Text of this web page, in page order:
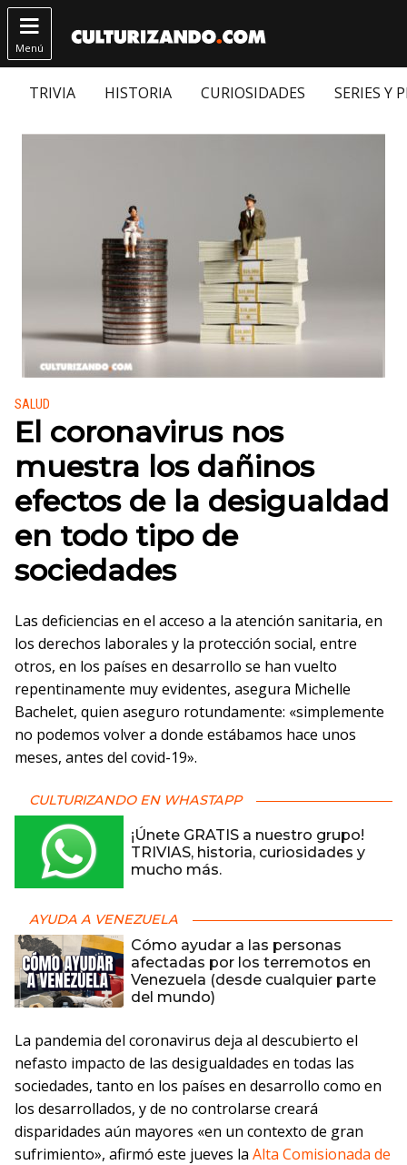

Menú
TRIVIA HISTORIA CURIOSIDADES SERIES Y
Publicado en:
SALUD
El coronavirus nos
muestra los dañinos
efectos de la desigualdad
en todo tipo de
sociedades
Las deficiencias en el acceso a la atención sanitaria, en
los derechos laborales y la protección social, entre
otros, en los países en desarrollo se han vuelto
repentinamente muy evidentes, asegura Michelle
Bachelet, quien aseguro rotundamente: «simplemente
no podemos volver a donde estábamos hace unos
meses, antes del covid-19».
CULTURIZANDO EN WHASTAPP
¡Únete GRATIS a nuestro grupo!
TRIVIAS, historia, curiosidades y
mucho más.
AYUDA A VENEZUELA
Cómo ayudar a las personas
afectadas por los terremotos en
Venezuela (desde cualquier parte
del mundo)
La pandemia del coronavirus deja al descubierto el
nefasto impacto de las desigualdades en todas las
sociedades, tanto en los países en desarrollo como en
los desarrollados, y de no controlarse creará
disparidades aún mayores «en un contexto de gran
sufrimiento», afirmó este jueves la Alta Comisionada de